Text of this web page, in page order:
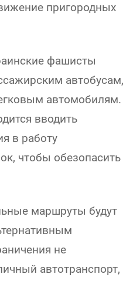
пригородных
фашисты
автобусам,
автомобилям.
вводить
в работу
чтобы обезопасить
маршруты будут
не
автотранспорт,